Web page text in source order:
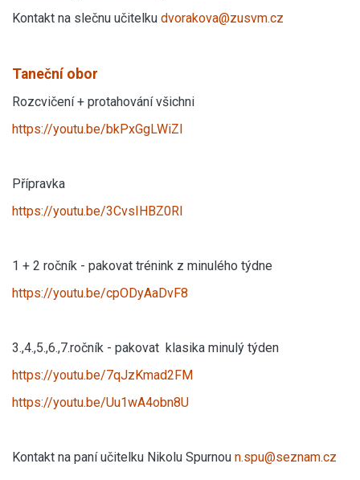
Kontakt na slečnu učitelku dvorakova@zusvm.cz
Taneční obor
Rozcvičení + protahování všichni
https://youtu.be/bkPxGgLWiZI
Přípravka
https://youtu.be/3CvsIHBZ0RI
1 + 2 ročník - pakovat trénink z minulého týdne
https://youtu.be/cpODyAaDvF8
3.,4.,5.,6.,7.ročník - pakovat klasika minulý týden
https://youtu.be/7qJzKmad2FM
https://youtu.be/Uu1wA4obn8U
Kontakt na paní učitelku Nikolu Spurnou n.spu@seznam.cz